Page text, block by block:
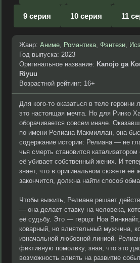
9 серия 10 серия 11
Жанр: Аниме, Романтика, Фэнтези,
Год выпуска: 2023
Оригинальное название: Kanojo ga
Riyuu
Возрастной рейтинг: 16+
Для кого-то оказаться в теле
это настоящая мечта. Но для Ринко
оборачивается совсем иначе.
по имени Релиана Макмиллан, она
содержание истории: Релиана — не
чья смерть становится
её убивает собственный жених. И
знает, что в оригинальном сюжете её
закончится, должна найти способ
Чтобы выжить, Релиана решает
— она делает ставку на человека,
её судьбу. Это — герцог Ноа
коварный, но влиятельный мужчина,
изначальной любовной линией.
фиктивную помолвку, зная, что это
возможность влиять на развитие